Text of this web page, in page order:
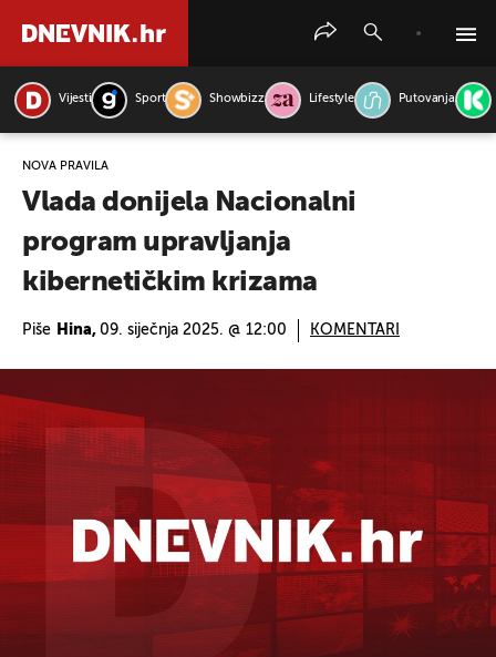
Vijesti Sport Showbizz Lifestyle Putovanja
NOVA PRAVILA
Vlada donijela Nacionalni
program upravljanja
kibernetičkim krizama
Piše Hina, 09. siječnja 2025. @ 12:00 KOMENTARI
PRETRAŽITE VIJESTI